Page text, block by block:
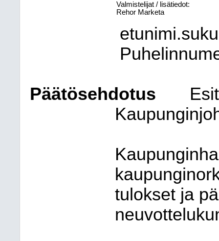
Valmistelijat / lisätiedot:
Rehor Marketa
Päätösehdotus
tulokset ja